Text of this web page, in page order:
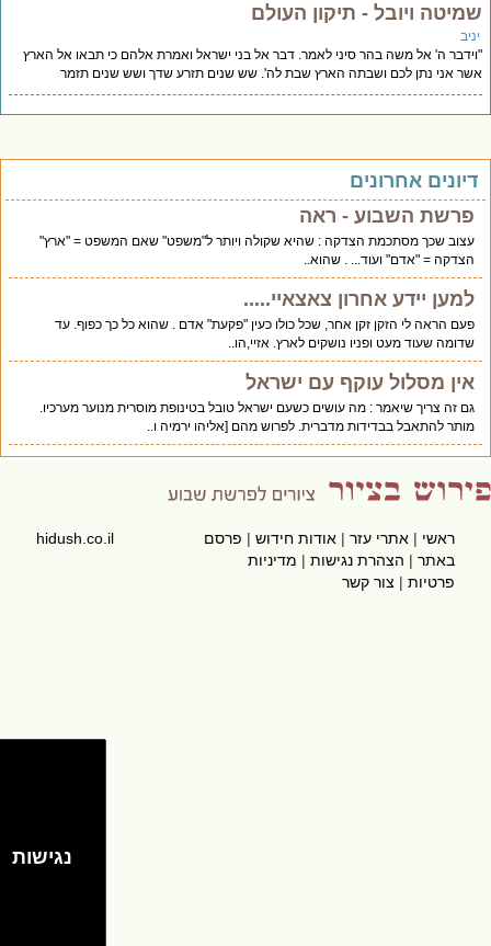
ויובל - תיקון העולם
ה' אל משה בהר סיני לאמר. דבר אל בני ישראל ואמרת אלהם כי תבאו אל הארץ
אני נתן לכם ושבתה הארץ שבת לה'. שש שנים תזרע שדך ושש שנים תזמר
אחרונים
פרשת השבוע - ראה
עצוב שכך מסתכמת הצדקה : שהיא שקולה ויותר ל"משפט" שאם המשפט = "ארץ"
הצדקה = "אדם" ועוד... . שהוא..
למען יידע אחרון צאצאיי.....
פעם הראה לי הזקן זקן אחר, שכל כולו כעין "פקעת" אדם . שהוא כל כך כפוף. עד
שדומה שעוד מעט ופניו נושקים לארץ. אזיי,הו..
אין מסלול עוקף עם ישראל
גם זה צריך שיאמר : מה עושים כשעם ישראל טובל בטינופת מוסרית מנוער מערכיו.
מותר להתאבל בבדידות מדברית. לפרוש מהם [אליהו ירמיה ו..
ראשי|אתרי עזר|אודות חידוש|פרסם
באתר|הצהרת נגישות|מדיניות
פרטיות|צור קשר
hidush.co.il
נגישות